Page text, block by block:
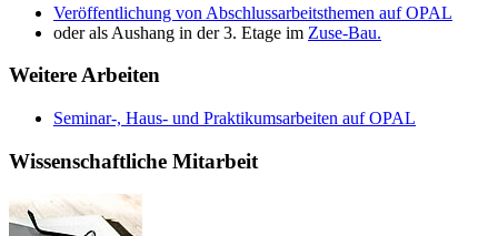
Veröffentlichung von Abschlussarbeitsthemen auf OPAL
oder als Aushang in der 3. Etage im Zuse-Bau.
Weitere Arbeiten
Seminar-, Haus- und Praktikumsarbeiten auf OPAL
Wissenschaftliche Mitarbeit